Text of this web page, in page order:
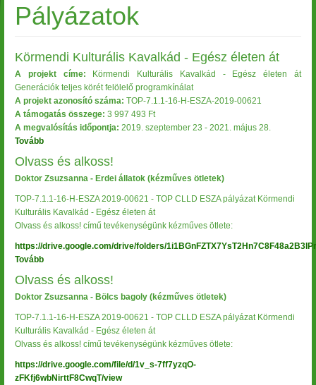
Pályázatok
Körmendi Kulturális Kavalkád - Egész életen át
A projekt címe: Körmendi Kulturális Kavalkád - Egész életen át
Generációk teljes körét felölelő programkínálat
A projekt azonosító száma: TOP-7.1.1-16-H-ESZA-2019-00621
A támogatás összege: 3 997 493 Ft
A megvalósítás időpontja: 2019. szeptember 23 - 2021. május 28.
Tovább
Kulturális
Kavalkád
-
Egész
életen
át)
Olvass és alkoss!
Doktor Zsuzsanna - Erdei állatok (kézműves ötletek)
TOP-7.1.1-16-H-ESZA 2019-00621 - TOP CLLD ESZA pályázat Körmendi
Kulturális Kavalkád - Egész életen át
Olvass és alkoss! című tevékenységünk kézműves ötlete:
https://drive.google.com/drive/folders/
Tovább
alkoss!)
Olvass és alkoss!
Doktor Zsuzsanna - Bölcs bagoly (kézműves ötletek)
TOP-7.1.1-16-H-ESZA 2019-00621 - TOP CLLD ESZA pályázat Körmendi
Kulturális Kavalkád - Egész életen át
Olvass és alkoss! című tevékenységünk kézműves ötlete:
https://drive.google.com/file/d/1v_s-7ff7yzqO-
zFKfj6wbNirttF8CwqT/view